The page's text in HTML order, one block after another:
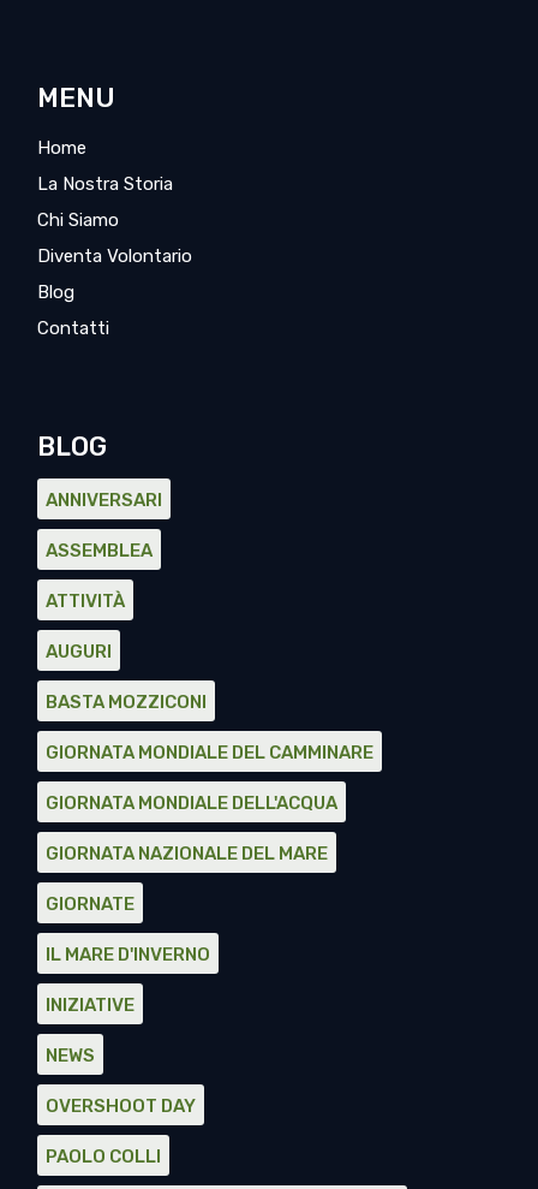
MENU
Home
La Nostra Storia
Chi Siamo
Diventa Volontario
Blog
Contatti
BLOG
ANNIVERSARI
ASSEMBLEA
ATTIVITÀ
AUGURI
BASTA MOZZICONI
GIORNATA MONDIALE DEL CAMMINARE
GIORNATA MONDIALE DELL'ACQUA
GIORNATA NAZIONALE DEL MARE
GIORNATE
IL MARE D'INVERNO
INIZIATIVE
NEWS
OVERSHOOT DAY
PAOLO COLLI